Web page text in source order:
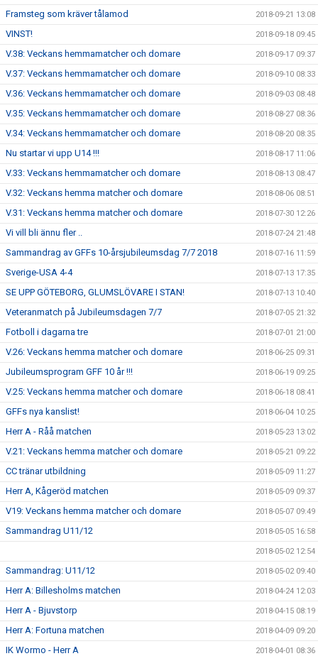
Framsteg som kräver tålamod 2018-09-21 13:08
VINST! 2018-09-18 09:45
V.38: Veckans hemmamatcher och domare 2018-09-17 09:37
V.37: Veckans hemmamatcher och domare 2018-09-10 08:33
V.36: Veckans hemmamatcher och domare 2018-09-03 08:48
V.35: Veckans hemmamatcher och domare 2018-08-27 08:36
V.34: Veckans hemmamatcher och domare 2018-08-20 08:35
Nu startar vi upp U14 !!! 2018-08-17 11:06
V.33: Veckans hemmamatcher och domare 2018-08-13 08:47
V.32: Veckans hemma matcher och domare 2018-08-06 08:51
V.31: Veckans hemma matcher och domare 2018-07-30 12:26
Vi vill bli ännu fler .. 2018-07-24 21:48
Sammandrag av GFFs 10-årsjubileumsdag 7/7 2018 2018-07-16 11:59
Sverige-USA 4-4 2018-07-13 17:35
SE UPP GÖTEBORG, GLUMSLÖVARE I STAN! 2018-07-13 10:40
Veteranmatch på Jubileumsdagen 7/7 2018-07-05 21:32
Fotboll i dagarna tre 2018-07-01 21:00
V.26: Veckans hemma matcher och domare 2018-06-25 09:31
Jubileumsprogram GFF 10 år !!! 2018-06-19 09:25
V.25: Veckans hemma matcher och domare 2018-06-18 08:41
GFFs nya kanslist! 2018-06-04 10:25
Herr A - Råå matchen 2018-05-23 13:02
V.21: Veckans hemma matcher och domare 2018-05-21 09:22
CC tränar utbildning 2018-05-09 11:27
Herr A, Kågeröd matchen 2018-05-09 09:37
V19: Veckans hemma matcher och domare 2018-05-07 09:49
Sammandrag U11/12 2018-05-05 16:58
2018-05-02 12:54
Sammandrag: U11/12 2018-05-02 09:40
Herr A: Billesholms matchen 2018-04-24 12:03
Herr A - Bjuvstorp 2018-04-15 08:19
Herr A: Fortuna matchen 2018-04-09 09:20
IK Wormo - Herr A 2018-04-01 08:36